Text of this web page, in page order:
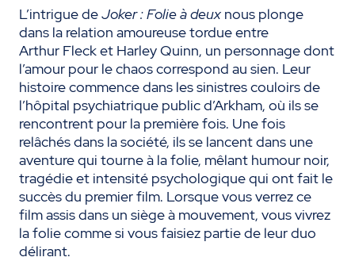
L’intrigue deJoker : Folie à deux nous plonge
dans la relation amoureuse tordue entre
Arthur Fleck et Harley Quinn, un personnage dont
l’amour pour le chaos correspond au sien. Leur
histoire commence dans les sinistres couloirs de
l’hôpital psychiatrique public d’Arkham, où ils se
rencontrent pour la première fois. Une fois
relâchés dans la société, ils se lancent dans une
aventure qui tourne à la folie, mêlant humour noir,
tragédie et intensité psychologique qui ont fait le
succès du premier film. Lorsque vous verrez ce
film assis dans un siège à mouvement, vous vivrez
la folie comme si vous faisiez partie de leur duo
délirant.